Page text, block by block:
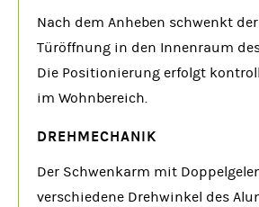
Nach dem Anheben schwenkt
Türöffnung in den Innenraum
Die Positionierung erfolgt
im Wohnbereich.
DREHMECHANIK
Der Schwenkarm mit
verschiedene Drehwinkel des